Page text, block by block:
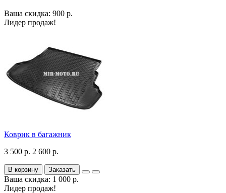
Ваша скидка: 900 р.
Лидер продаж!
Коврик в багажник
3 500 р. 2 600 р.
В корзину Заказать
Ваша скидка: 1 000 р.
Лидер продаж!